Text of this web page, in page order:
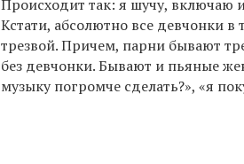
Происходит так: я шучу, включаю
Кстати, абсолютно все девчонки
трезвой. Причем, парни бывают
без девчонки. Бывают и пьяные
музыку погромче сделать?», «я